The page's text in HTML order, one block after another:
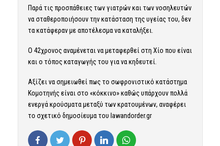
Παρά τις προσπάθειες των γιατρών και των νοσηλευτών
να σταθεροποιήσουν την κατάσταση της υγείας του, δεν
τα κατάφεραν με αποτέλεσμα να καταλήξει.
Ο 42χρονος αναμένεται να μεταφερθεί στη Χίο που είναι
και ο τόπος καταγωγής του για να κηδευτεί.
Αξίζει να σημειωθεί πως το σωφρονιστικό κατάστημα
Κομοτηνής είναι στο «κόκκινο» καθώς υπάρχουν πολλά
ενεργά κρούσματα μεταξύ των κρατουμένων, αναφέρει
το σχετικό δημοσίευμα του lawandorder.gr